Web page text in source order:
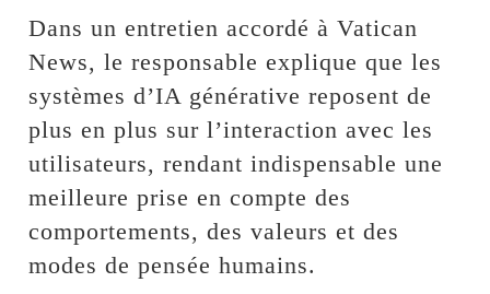
Dans un entretien accordé à Vatican
News, le responsable explique que les
systèmes d’IA générative reposent de
plus en plus sur l’interaction avec les
utilisateurs, rendant indispensable une
meilleure prise en compte des
comportements, des valeurs et des
modes de pensée humains.